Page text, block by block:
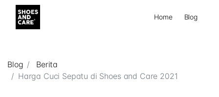
Home Blog
Blog
Berita
Harga Cuci Sepatu di Shoes and Care 2021